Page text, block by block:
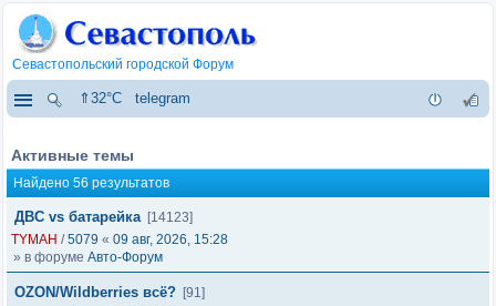
Севастопольский городской Форум
⇑32°C telegram
Активные темы
Найдено 56 результатов
ДВС vs батарейка [14123]
TYMAH /5079 « 09 авг, 2026, 15:28
» в форуме Авто-Форум
OZON/Wildberries всё? [91]